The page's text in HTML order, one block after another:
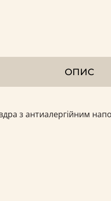
ОПИС
з антиалергійним